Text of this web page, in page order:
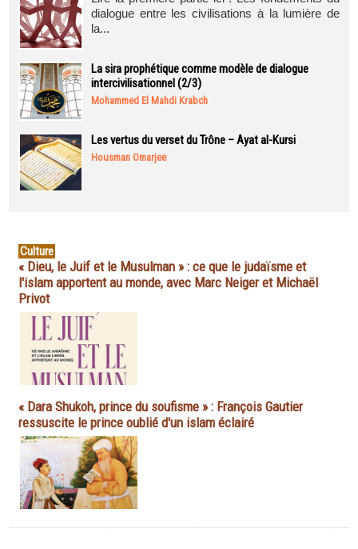
dialogue entre les civilisations à la lumière de
la...
La sira prophétique comme modèle de dialogue
intercivilisationnel (2/3)
Mohammed El Mahdi Krabch
Les vertus du verset du Trône – Ayat al-Kursi
Housman Omarjee
Culture
« Dieu, le Juif et le Musulman » : ce que le judaïsme et
l'islam apportent au monde, avec Marc Neiger et Michaël
Privot
« Dara Shukoh, prince du soufisme » : François Gautier
ressuscite le prince oublié d'un islam éclairé